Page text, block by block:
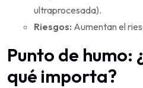
ultraprocesada).
Riesgos: Aumentan el
Punto de humo:
qué importa?